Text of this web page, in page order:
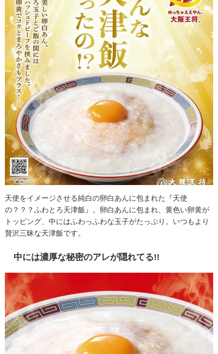
天使をイメージさせる純白の卵白あんに包まれた『天使
の？？？ふわとろ天津飯』。卵白あんに包まれ、黄色い卵黄が
トッピング、中にはふわっふわな玉子がたっぷり。いつもより
贅沢三昧な天津飯です。
中には濃厚な秘密のアレが隠れてる!!